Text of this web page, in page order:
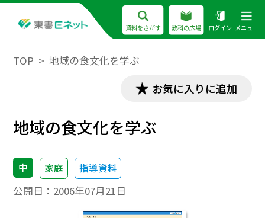
資料をさがす 教科の広場 ログイン メニュー
TOP 地域の食文化を学ぶ
お気に入りに追加
地域の食文化を学ぶ
中 家庭 指導資料
公開日： 2006年07月21日